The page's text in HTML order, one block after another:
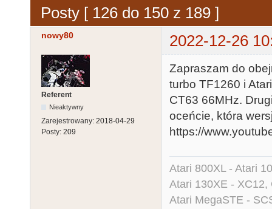
Posty [ 126 do 150 z 189 ]
nowy80 2022-12-26
Referent
Nieaktywny
Zarejestrowany: 2018-04-29
Posty: 209
Zapraszam do
turbo TF1260 i
CT63 66MHz.
oceńcie, która
https://
Atari 800XL - Atari
Atari 130XE - XC12,
Atari MegaSTE -